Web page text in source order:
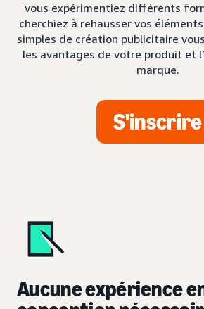
vous expérimentiez différents
cherchiez à rehausser vos
simples de création publicitaire
les avantages de votre produit et
marque.
S'inscrire
Aucune expérience